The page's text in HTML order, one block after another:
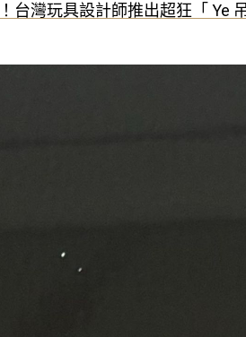
台灣玩具設計師推出超狂「 Ye